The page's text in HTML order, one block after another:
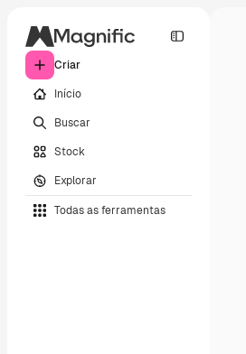
Criar
Início
Buscar
Stock
Explorar
Todas as ferramentas